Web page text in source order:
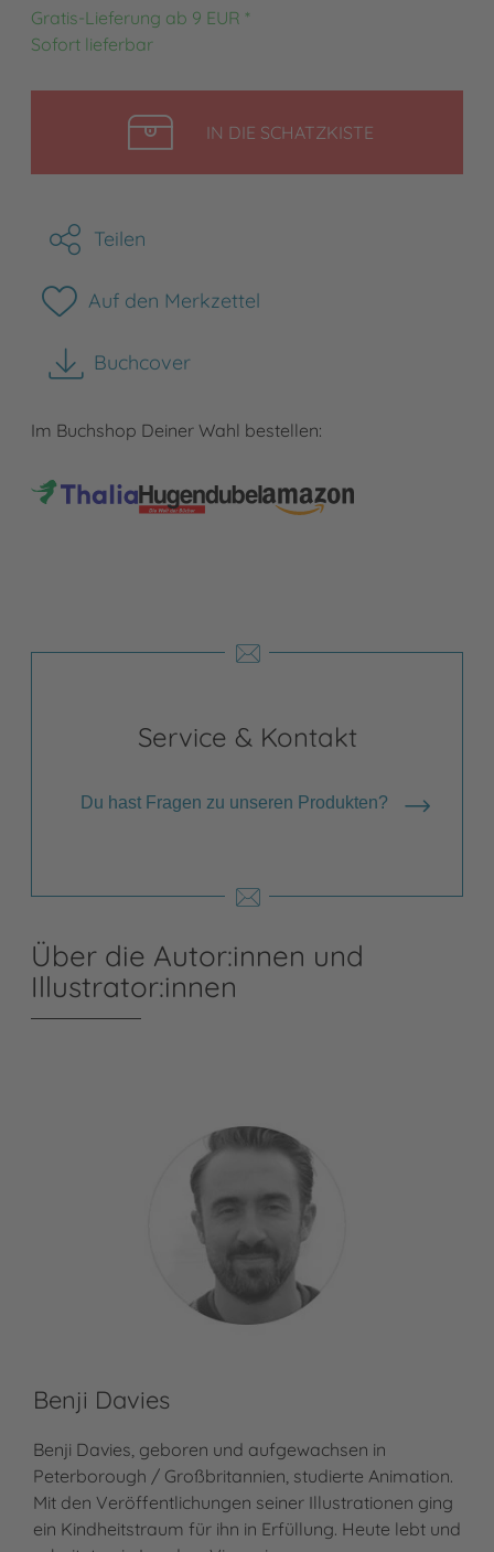
Gratis-Lieferung ab 9 EUR *
Sofort lieferbar
IN DIE SCHATZKISTELEGEN
Teilen
Auf den Merkzettel
Buchcover
herunterladen
Im Buchshop Deiner Wahl bestellen:
Service & Kontakt
Du hast Fragen zu unseren Produkten?
Über die Autor:innen und
Illustrator:innen
Benji Davies
Benji Davies, geboren und aufgewachsen in
Peterborough / Großbritannien, studierte Animation.
Mit den Veröffentlichungen seiner Illustrationen ging
ein Kindheitstraum für ihn in Erfüllung. Heute lebt und